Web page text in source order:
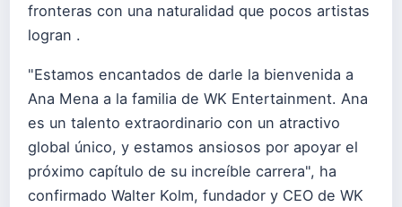
fronteras con una naturalidad que pocos artistas
logran .
"Estamos encantados de darle la bienvenida a
Ana Mena a la familia de WK Entertainment. Ana
es un talento extraordinario con un atractivo
global único, y estamos ansiosos por apoyar el
próximo capítulo de su increíble carrera", ha
confirmado Walter Kolm, fundador y CEO de WK